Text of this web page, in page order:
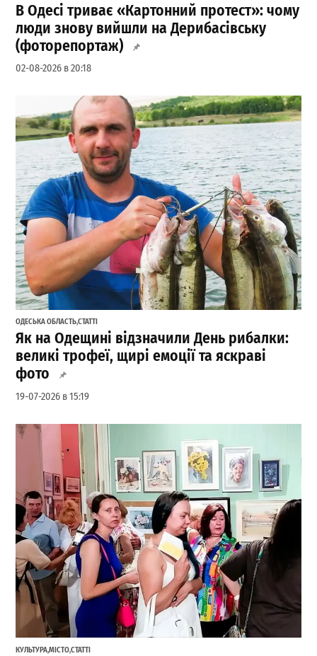
В Одесі триває «Картонний протест»: чому
люди знову вийшли на Дерибасівську
(фоторепортаж)
02-08-2026 в 20:18
ОДЕСЬКА ОБЛАСТЬ,СТАТТІ
Як на Одещині відзначили День рибалки:
великі трофеї, щирі емоції та яскраві
фото
19-07-2026 в 15:19
КУЛЬТУРА,МІСТО,СТАТТІ